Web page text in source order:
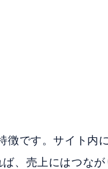
徴です。サイト内
、売上にはつな